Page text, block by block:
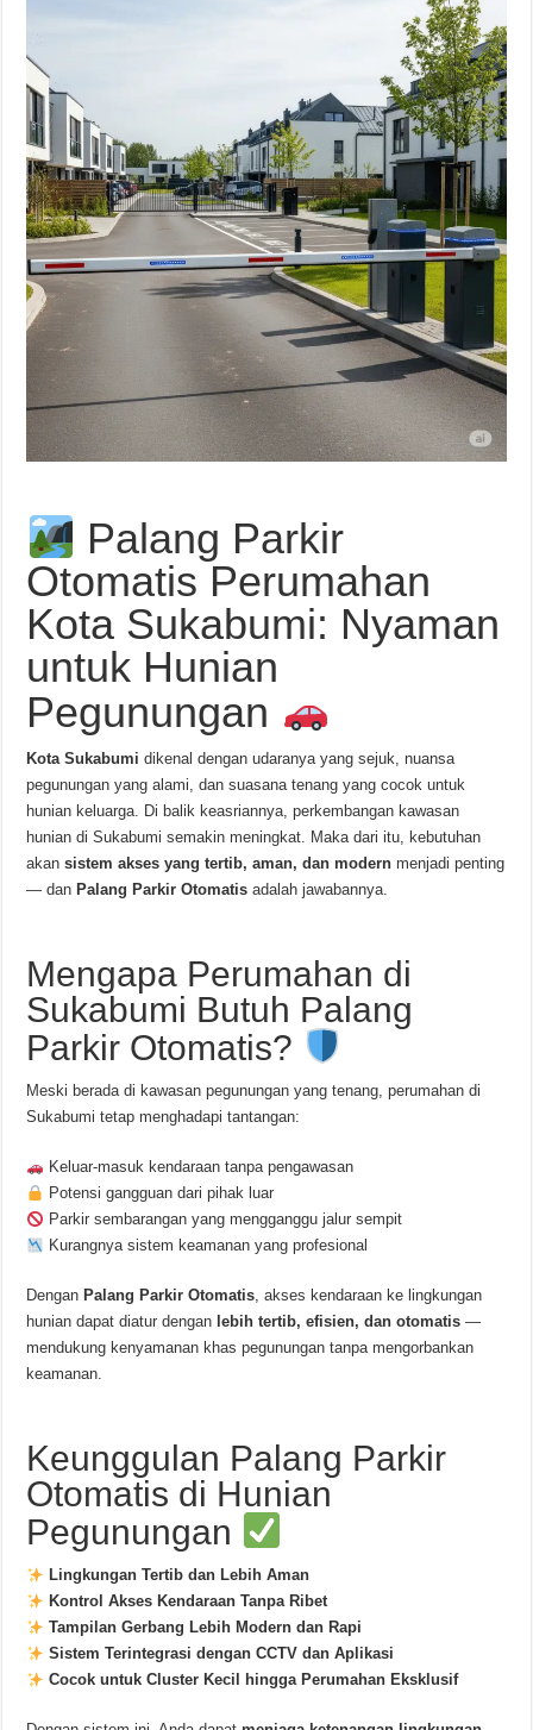
Palang Parkir
Otomatis Perumahan
Kota Sukabumi: Nyaman
untuk Hunian
Pegunungan
Kota Sukabumi dikenal dengan udaranya yang sejuk, nuansa
pegunungan yang alami, dan suasana tenang yang cocok untuk
hunian keluarga. Di balik keasriannya, perkembangan kawasan
hunian di Sukabumi semakin meningkat. Maka dari itu, kebutuhan
akansistem akses yang tertib, aman, dan modern menjadi penting
— dan Palang Parkir Otomatis adalah jawabannya.
Mengapa Perumahan di
Sukabumi Butuh Palang
Parkir Otomatis?
Meski berada di kawasan pegunungan yang tenang, perumahan di
Sukabumi tetap menghadapi tantangan:
Keluar-masuk kendaraan tanpa pengawasan
Potensi gangguan dari pihak luar
Parkir sembarangan yang mengganggu jalur sempit
Kurangnya sistem keamanan yang profesional
Dengan Palang Parkir Otomatis, akses kendaraan ke lingkungan
hunian dapat diatur dengan lebih tertib, efisien, dan otomatis —
mendukung kenyamanan khas pegunungan tanpa mengorbankan
keamanan.
Keunggulan Palang Parkir
Otomatis di Hunian
Pegunungan
Lingkungan Tertib dan Lebih Aman
Kontrol Akses Kendaraan Tanpa Ribet
Tampilan Gerbang Lebih Modern dan Rapi
Sistem Terintegrasi dengan CCTV dan Aplikasi
Cocok untuk Cluster Kecil hingga Perumahan Eksklusif